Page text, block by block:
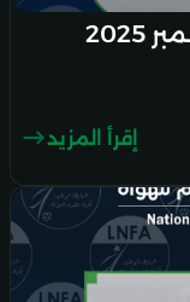
إقرأ المزيد